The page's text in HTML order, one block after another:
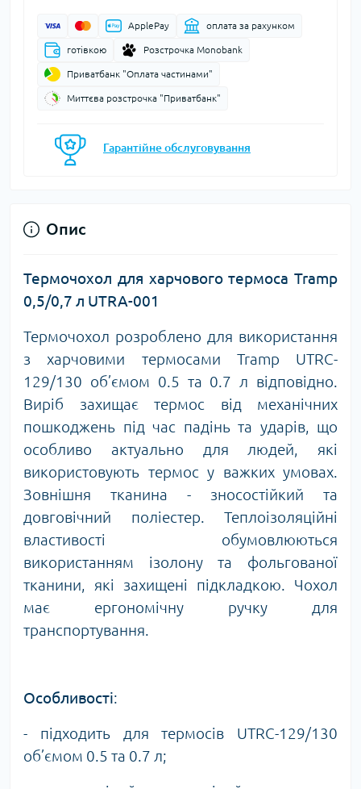
ApplePay оплата за рахунком
готівкою Розстрочка Monobank
Приватбанк "Оплата частинами"
Миттєва розстрочка "Приватбанк"
Гарантійне обслуговування
Опис
Термочохол для харчового термоса Tramp
0,5/0,7 л UTRA-001
Термочохол розроблено для використання
з харчовими термосами Tramp UTRC-
129/130 об’ємом 0.5 та 0.7 л відповідно.
Виріб захищає термос від механічних
пошкоджень під час падінь та ударів, що
особливо актуально для людей, які
використовують термос у важких умовах.
Зовнішня тканина - зносостійкий та
довговічний поліестер. Теплоізоляційні
властивості обумовлюються
використанням ізолону та фольгованої
тканини, які захищені підкладкою. Чохол
має ергономічну ручку для
транспортування.
Особливості:
- підходить для термосів UTRC-129/130
об’ємом 0.5 та 0.7 л;